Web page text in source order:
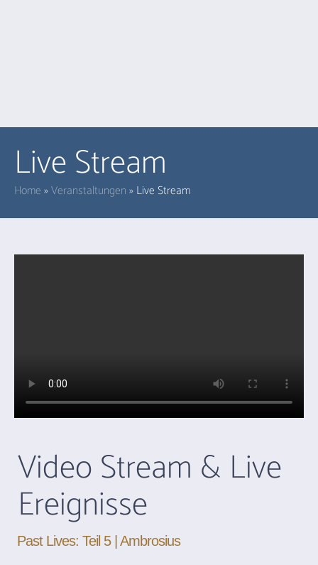
Live Stream
Home»Veranstaltungen»Live Stream
Video Stream & Live
Ereignisse
Past Lives: Teil 5 | Ambrosius